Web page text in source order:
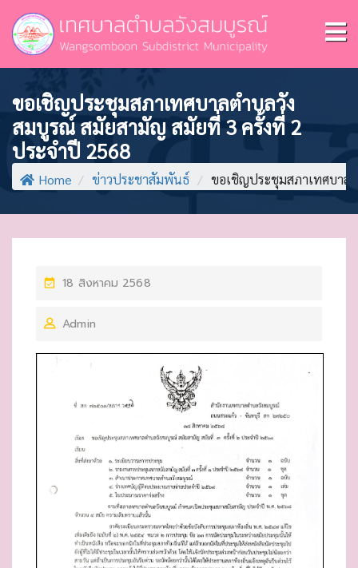
ขอเชิญประชุมสภาเทศบาลตำบลวัง
สมบูรณ์ สมัยสามัญ สมัยที่ 3 ครั้งที่ 2
ประจำปี 2568
Home / ข่าวประชาสัมพันธ์ / ขอเชิญประชุมสภาเทศบาล
P
S
18 สิงหาคม 2568
Admin